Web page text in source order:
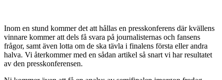
Inom en stund kommer det att hållas en presskonferens där kvällens
vinnare kommer att dels få svara på journalisternas och fansens
frågor, samt även lotta om de ska tävla i finalens första eller andra
halva. Vi återkommer med en sådan artikel så snart vi har resultatet
av den presskonferensen.